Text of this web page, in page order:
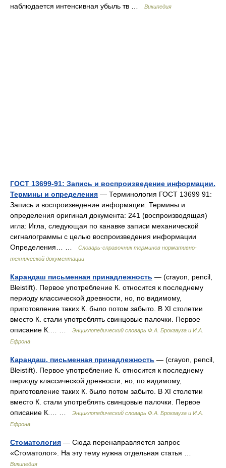
наблюдается интенсивная убыль тв …
Википедия
ГОСТ 13699-91: Запись и воспроизведение информации.
Термины и определения — Терминология ГОСТ 13699 91:
Запись и воспроизведение информации. Термины и
определения оригинал документа: 241 (воспроизводящая)
игла: Игла, следующая по канавке записи механической
сигналограммы с целью воспроизведения информации
Определения… …
Словарь-справочник терминов нормативно-
технической документации
Карандаш письменная принадлежность — (crayon, pencil,
Bleistift). Первое употребление К. относится к последнему
периоду классической древности, но, по видимому,
приготовление таких К. было потом забыто. В XI столетии
вместо К. стали употреблять свинцовые палочки. Первое
описание К.… …
Энциклопедический словарь Ф.А. Брокгауза и И.А.
Ефрона
Карандаш, письменная принадлежность — (crayon, pencil,
Bleistift). Первое употребление К. относится к последнему
периоду классической древности, но, по видимому,
приготовление таких К. было потом забыто. В XI столетии
вместо К. стали употреблять свинцовые палочки. Первое
описание К.… …
Энциклопедический словарь Ф.А. Брокгауза и И.А.
Ефрона
Стоматология — Сюда перенаправляется запрос
«Стоматолог». На эту тему нужна отдельная статья …
Википедия